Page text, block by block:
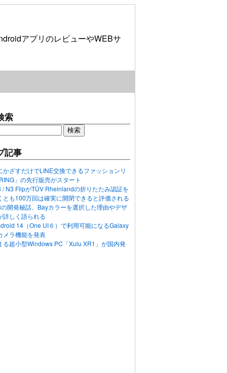
アプリのレビューやWEBサ
索
記事
かざすだけでLINE交換できるファッションリ
」の先行販売がスタート
/ N3 FlipがTÜV Rheinlandの折りたたみ認証を
とも100万回は確実に開閉できると評価される
開発秘話、Bayカラーを選択した理由やデザ
詳しく語られる
14（One UI６）で利用可能になるGalaxy
メラ機能を発表
る超小型Windows PC「Xulu XR1」が国内発